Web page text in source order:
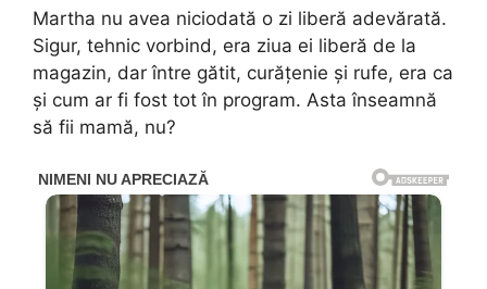
Martha nu avea niciodată o zi liberă adevărată.
Sigur, tehnic vorbind, era ziua ei liberă de la
magazin, dar între gătit, curățenie și rufe, era ca
și cum ar fi fost tot în program. Asta înseamnă
să fii mamă, nu?